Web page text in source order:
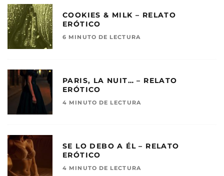
COOKIES & MILK – RELATO
ERÓTICO
6 MINUTO DE LECTURA
PARIS, LA NUIT… – RELATO
ERÓTICO
4 MINUTO DE LECTURA
SE LO DEBO A ÉL – RELATO
ERÓTICO
4 MINUTO DE LECTURA